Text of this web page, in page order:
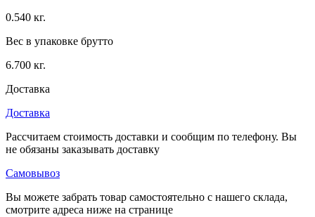
0.540 кг.
Вес в упаковке брутто
6.700 кг.
Доставка
Доставка
Рассчитаем стоимость доставки и сообщим по телефону. Вы
не обязаны заказывать доставку
Самовывоз
Вы можете забрать товар самостоятельно с нашего склада,
смотрите адреса ниже на странице